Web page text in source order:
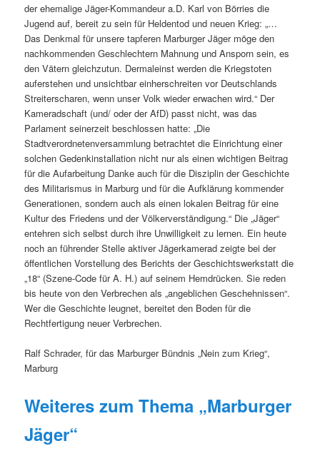
der ehemalige Jäger-Kommandeur a.D. Karl von Börries die
Jugend auf, bereit zu sein für Heldentod und neuen Krieg: „…
Das Denkmal für unsere tapferen Marburger Jäger möge den
nachkommenden Geschlechtern Mahnung und Ansporn sein, es
den Vätern gleichzutun. Dermaleinst werden die Kriegstoten
auferstehen und unsichtbar einherschreiten vor Deutschlands
Streiterscharen, wenn unser Volk wieder erwachen wird.“ Der
Kameradschaft (und/ oder der AfD) passt nicht, was das
Parlament seinerzeit beschlossen hatte: „Die
Stadtverordnetenversammlung betrachtet die Einrichtung einer
solchen Gedenkinstallation nicht nur als einen wichtigen Beitrag
für die Aufarbeitung Danke auch für die Disziplin der Geschichte
des Militarismus in Marburg und für die Aufklärung kommender
Generationen, sondern auch als einen lokalen Beitrag für eine
Kultur des Friedens und der Völkerverständigung.“ Die „Jäger“
entehren sich selbst durch ihre Unwilligkeit zu lernen. Ein heute
noch an führender Stelle aktiver Jägerkamerad zeigte bei der
öffentlichen Vorstellung des Berichts der Geschichtswerkstatt die
„18“ (Szene-Code für A. H.) auf seinem Hemdrücken. Sie reden
bis heute von den Verbrechen als „angeblichen Geschehnissen“.
Wer die Geschichte leugnet, bereitet den Boden für die
Rechtfertigung neuer Verbrechen.
Ralf Schrader, für das Marburger Bündnis „Nein zum Krieg“,
Marburg
Weiteres zum Thema „Marburger
Jäger“